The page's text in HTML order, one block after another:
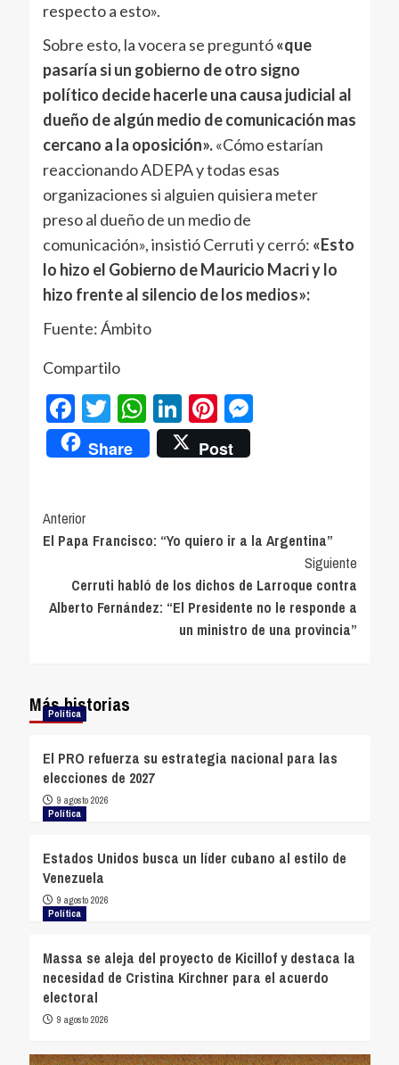
respecto a esto».
Sobre esto, la vocera se preguntó«que
pasaría si un gobierno de otro signo
político decide hacerle una causa judicial al
dueño de algún medio de comunicación mas
cercano a la oposición».«Cómo estarían
reaccionando ADEPA y todas esas
organizaciones si alguien quisiera meter
preso al dueño de un medio de
comunicación», insistió Cerruti y cerró: «Esto
lo hizo el Gobierno de Mauricio Macri y lo
hizo frente al silencio de los medios»:
Fuente: Ámbito
Compartilo
Facebook
Twitter
WhatsApp
LinkedIn
Pinterest
Messenger
Share Post
Navegación
de
entradas
Anterior
El Papa Francisco: “Yo quiero ir a la Argentina”
Siguiente
Cerruti habló de los dichos de Larroque contra
Alberto Fernández: “El Presidente no le responde a
un ministro de una provincia”
Más historias
Política
El PRO refuerza su estrategia nacional para las
elecciones de 2027
9 agosto 2026
Política
Estados Unidos busca un líder cubano al estilo de
Venezuela
9 agosto 2026
Política
Massa se aleja del proyecto de Kicillof y destaca la
necesidad de Cristina Kirchner para el acuerdo
electoral
9 agosto 2026